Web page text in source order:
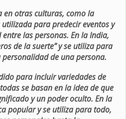
en otras culturas, como la
para predecir eventos y
las personas. En la India,
de la suerte” y se utiliza para
de una persona.
para incluir variedades de
se basan en la idea de que
y un poder oculto. En la
popular y se utiliza para todo,